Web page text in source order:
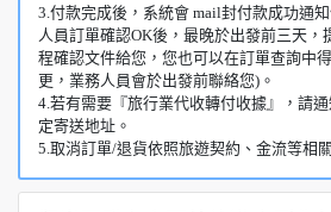
3.付款完成後，系統會 mail封付款成功通
人員訂單確認OK後，最晚於出發前三天，
程確認文件給您，您也可以在訂單查詢中
更，業務人員會於出發前聯絡您)。
4.若有需要『旅行業代收轉付收據』，請
定寄送地址。
5.取消訂單/退貨依照旅遊契約、金流等相